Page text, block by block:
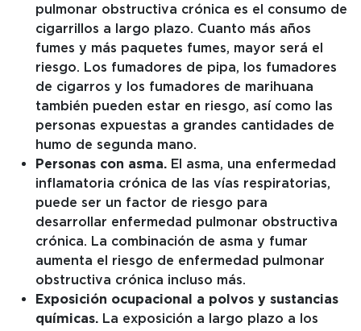
pulmonar obstructiva crónica es el consumo de
cigarrillos a largo plazo. Cuanto más años
fumes y más paquetes fumes, mayor será el
riesgo. Los fumadores de pipa, los fumadores
de cigarros y los fumadores de marihuana
también pueden estar en riesgo, así como las
personas expuestas a grandes cantidades de
humo de segunda mano.
Personas con asma. El asma, una enfermedad
inflamatoria crónica de las vías respiratorias,
puede ser un factor de riesgo para
desarrollar enfermedad pulmonar obstructiva
crónica. La combinación de asma y fumar
aumenta el riesgo de enfermedad pulmonar
obstructiva crónica incluso más.
Exposición ocupacional a polvos y sustancias
químicas. La exposición a largo plazo a los